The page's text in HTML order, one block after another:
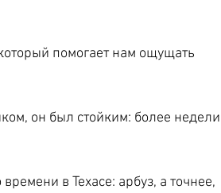
помогает нам ощущать
он был стойким: более недели
в Техасе: арбуз, а точнее,